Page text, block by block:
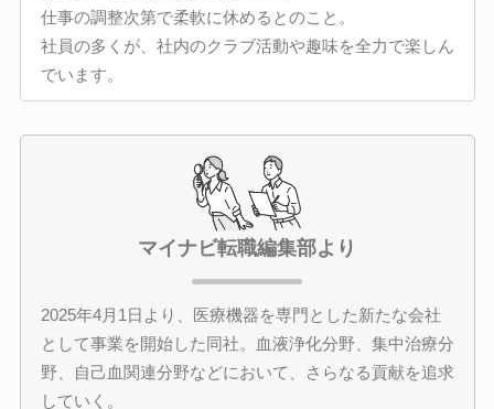
仕事の調整次第で柔軟に休めるとのこと。
社員の多くが、社内のクラブ活動や趣味を全力で楽しん
でいます。
マイナビ転職編集部より
2025年4月1日より、医療機器を専門とした新たな会社
として事業を開始した同社。血液浄化分野、集中治療分
野、自己血関連分野などにおいて、さらなる貢献を追求
していく。